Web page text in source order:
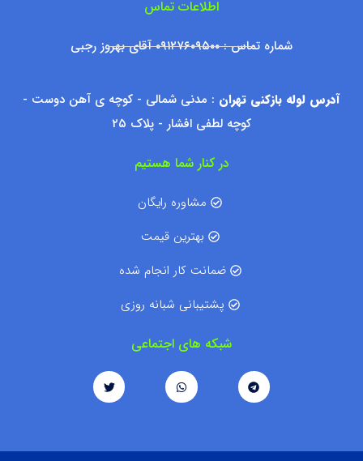
اطلاعات تماس
شماره تماس : ۰۹۱۲۷۶۰۹۵۰۰ آقای بهروز رجبی
آدرس لوله بازکنی تهران : مدنی شمالی - کوچه ی آهن دوست -
کوچه لطفی افشار - پلاک ۲۵
در کنار شما هستیم
مشاوره رایگان
بهترین قیمت
ضمانت کار انجام شده
پشتیبانی شبانه روزی
شبکه های اجتماعی